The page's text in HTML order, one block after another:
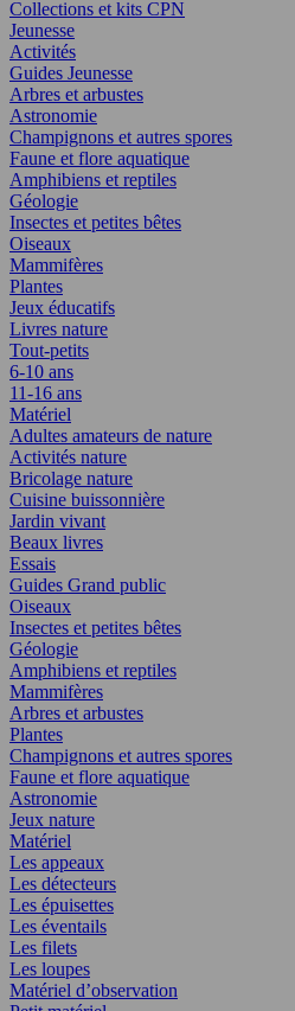
Collections et kits CPN
Jeunesse
Activités
Guides Jeunesse
Arbres et arbustes
Astronomie
Champignons et autres spores
Faune et flore aquatique
Amphibiens et reptiles
Géologie
Insectes et petites bêtes
Oiseaux
Mammifères
Plantes
Jeux éducatifs
Livres nature
Tout-petits
6-10 ans
11-16 ans
Matériel
Adultes amateurs de nature
Activités nature
Bricolage nature
Cuisine buissonnière
Jardin vivant
Beaux livres
Essais
Guides Grand public
Oiseaux
Insectes et petites bêtes
Géologie
Amphibiens et reptiles
Mammifères
Arbres et arbustes
Plantes
Champignons et autres spores
Faune et flore aquatique
Astronomie
Jeux nature
Matériel
Les appeaux
Les détecteurs
Les épuisettes
Les éventails
Les filets
Les loupes
Matériel d’observation